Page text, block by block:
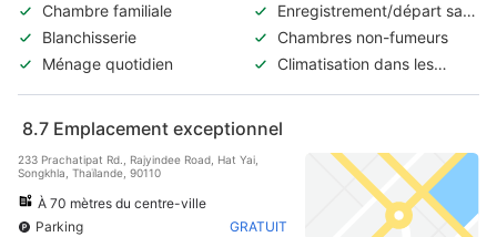
Chambre familiale
Enregistrement/départ sans
contact
Blanchisserie
Chambres non-fumeurs
Ménage quotidien
Climatisation dans les
8.7 Emplacement exceptionnel
233 Prachatipat Rd., Rajyindee Road, Hat Yai,
Songkhla, Thaïlande, 90110
À 70 mètres du centre-ville
Parking
GRATUIT